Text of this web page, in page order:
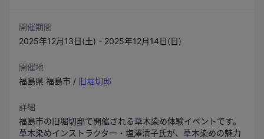
開催期間
2025年12月13日(土) - 2025年12月14日(日)
開催地
福島県 福島市 / 旧堀切邸
詳細
福島市の旧堀切邸で開催される草木染め体験イベントです。
草木染めインストラクター・塩澤清子氏が、草木染めの魅力